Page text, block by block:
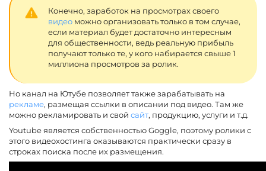
Конечно, заработок на просмотрах своего
видео можно организовать только в том случае,
если материал будет достаточно интересным
для общественности, ведь реальную прибыль
получают только те, у кого набирается свыше 1
миллиона просмотров за ролик.
Но канал на Ютубе позволяет также зарабатывать на
рекламе, размещая ссылки в описании под видео. Там же
можно рекламировать и свой сайт, продукцию, услуги и т.д.
Youtube является собственностью Goggle, поэтому ролики с
этого видеохостинга оказываются практически сразу в
строках поиска после их размещения.